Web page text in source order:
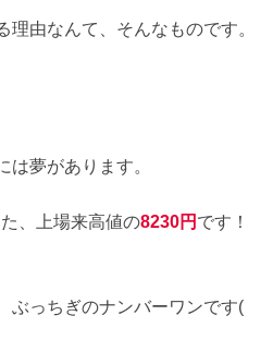
由なんて、そんなものです。
は夢があります。
、上場来高値の8230円 です！
ぶっちぎのナンバーワンです(